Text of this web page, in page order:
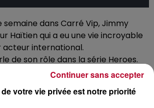
dans Carré Vip, Jimmy
Haïtien qui a eu une vie incroyable
acteur international.
de son rôle dans la série Heroes.
marqué, puis se livre
et son adolesecence dans les cités
votre vie privée est notre priorité
Continuer sans accepter